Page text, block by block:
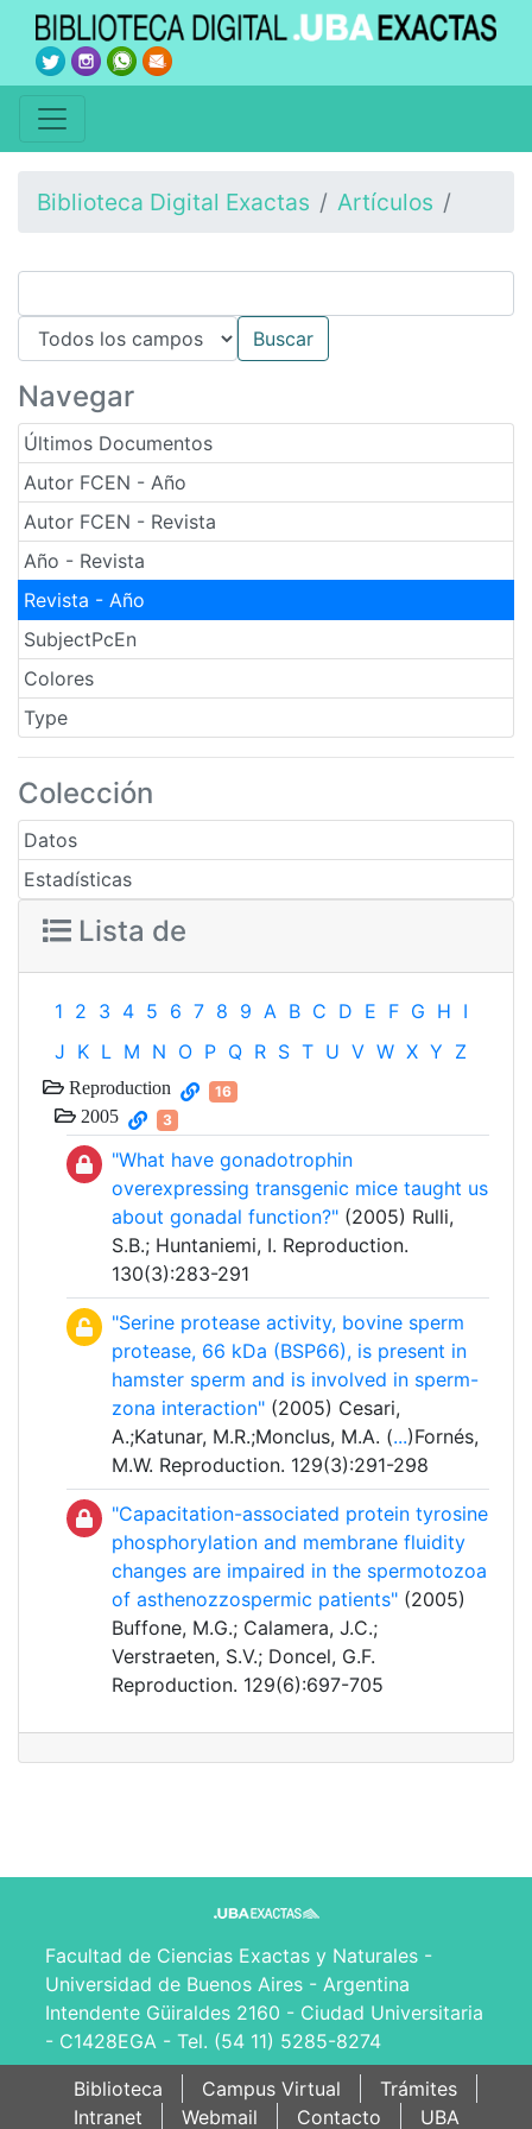
Biblioteca Digital Exactas Artículos
Navegar
Últimos Documentos
Autor FCEN - Año
Autor FCEN - Revista
Año - Revista
Revista - Año
SubjectPcEn
Colores
Type
Colección
Datos
Estadísticas
Lista de
1 2 3 4 5 6 7 8 9 A B C D E F G H I
J K L M N O P Q R S T U V W X Y Z
Reproduction 16
2005 3
"What have gonadotrophin
overexpressing transgenic mice taught us
about gonadal function?" (2005) Rulli,
S.B.; Huntaniemi, I. Reproduction.
130(3):283-291
"Serine protease activity, bovine sperm
protease, 66 kDa (BSP66), is present in
hamster sperm and is involved in sperm-
zona interaction" (2005) Cesari,
A.;Katunar, M.R.;Monclus, M.A. (...)Fornés,
M.W. Reproduction. 129(3):291-298
"Capacitation-associated protein tyrosine
phosphorylation and membrane fluidity
changes are impaired in the spermotozoa
of asthenozzospermic patients" (2005)
Buffone, M.G.; Calamera, J.C.;
Verstraeten, S.V.; Doncel, G.F.
Reproduction. 129(6):697-705
Facultad de Ciencias Exactas y Naturales -
Universidad de Buenos Aires - Argentina
Intendente Güiraldes 2160 - Ciudad Universitaria
- C1428EGA - Tel. (54 11) 5285-8274
Biblioteca
Campus Virtual
Trámites
Intranet
Webmail Contacto UBA